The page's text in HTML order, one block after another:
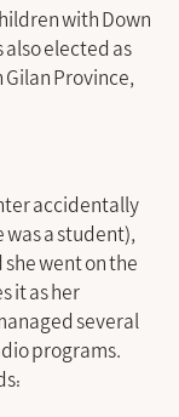
with Down
elected as
Gilan Province,
accidentally
was a student),
went on the
it as her
several
programs.